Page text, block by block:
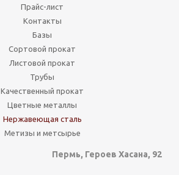
Прайс-лист
Контакты
Базы
Сортовой прокат
Листовой прокат
Трубы
Качественный прокат
Цветные металлы
Нержавеющая сталь
Метизы и метсырье
Пермь, Героев Хасана, 92